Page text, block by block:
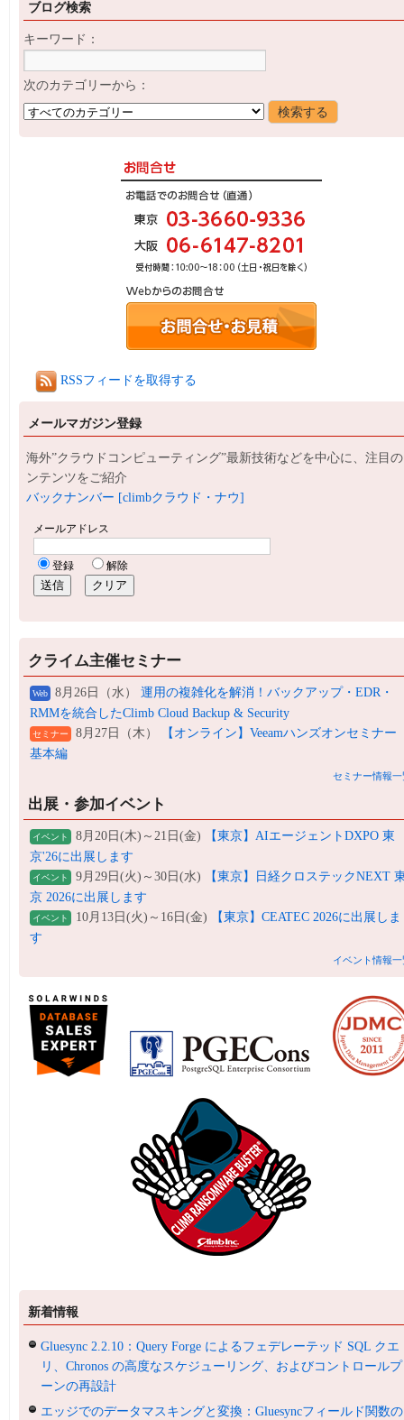
ブログ検索
キーワード：
次のカテゴリーから：
RSSフィードを取得する
メールマガジン登録
海外”クラウドコンピューティング”最新技術などを中心に、注目
ンテンツをご紹介
バックナンバー [climbクラウド・ナウ]
クライム主催セミナー
Web 8月26日（水） 運用の複雑化を解消！バックアップ・EDR・
RMMを統合したClimb Cloud Backup & Security
セミナー 8月27日（木）
【オンライン】Veeamハンズオンセミナー
基本編
セミナー情報一
出展・参加イベント
イベント 8月20日(木)～21日(金)
【東京】AIエージェントDXPO 東
京'26に出展します
イベント 9月29日(火)～30日(水)
【東京】日経クロステックNEXT
京 2026に出展します
イベント 10月13日(火)～16日(金)
【東京】CEATEC 2026に出展しま
す
イベント情報一
新着情報
Gluesync 2.2.10：Query Forge によるフェデレーテッド SQL クエ
リ、Chronos の高度なスケジューリング、およびコントロール
ーンの再設計
エッジでのデータマスキングと変換：Gluesyncフィールド関数の